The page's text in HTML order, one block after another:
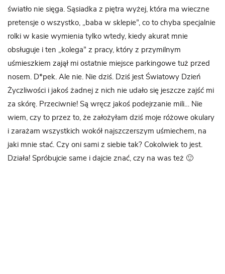
światło nie sięga. Sąsiadka z piętra wyżej, która ma wieczne
pretensje o wszystko, „baba w sklepie”, co to chyba specjalnie
rolki w kasie wymienia tylko wtedy, kiedy akurat mnie
obsługuje i ten „kolega” z pracy, który z przymilnym
uśmieszkiem zajął mi ostatnie miejsce parkingowe tuż przed
nosem. D*pek. Ale nie. Nie dziś. Dziś jest Światowy Dzień
Życzliwości i jakoś żadnej z nich nie udało się jeszcze zajść mi
za skórę. Przeciwnie! Są wręcz jakoś podejrzanie mili… Nie
wiem, czy to przez to, że założyłam dziś moje różowe okulary
i zarażam wszystkich wokół najszczerszym uśmiechem, na
jaki mnie stać. Czy oni sami z siebie tak? Cokolwiek to jest.
Działa! Spróbujcie same i dajcie znać, czy na was też 🙂